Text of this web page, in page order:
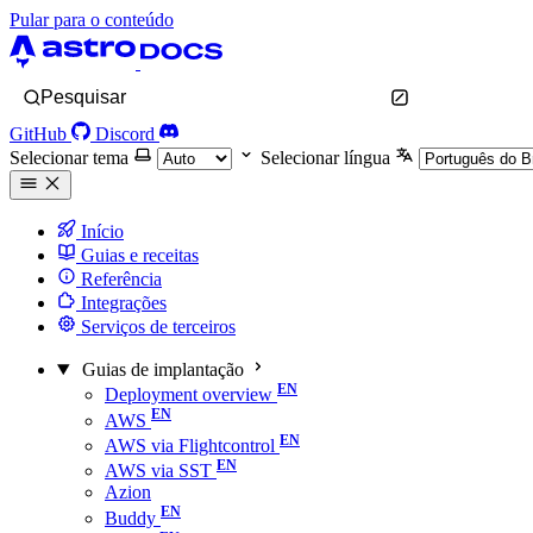
Pular para o conteúdo
Pesquisar
GitHub
Discord
Selecionar tema
Selecionar língua
Início
Guias e receitas
Referência
Integrações
Serviços de terceiros
Guias de implantação
Deployment overview
AWS
AWS via Flightcontrol
AWS via SST
Azion
Buddy